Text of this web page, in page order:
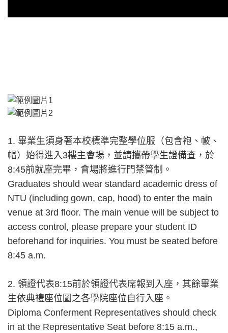
1. 畢業生須身著本校標準完整學位服（包含袍、帔、
帽）始得進入3樓主會場，並請攜帶學生證備查，於
8:45前就座完畢，會場將進行門禁管制。
Graduates should wear standard academic dress of
NTU (including gown, cap, hood) to enter the main
venue at 3rd floor. The main venue will be subject to
access control, please prepare your student ID
beforehand for inquiries. You must be seated before
8:45 a.m.
2. 領證代表8:15前於領證代表席報到入座，其餘畢業
生依典禮座位圖之各學院座位自行入座。
Diploma Conferment Representatives should check
in at the Representative Seat before 8:15 a.m.,